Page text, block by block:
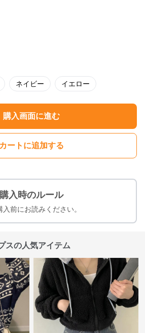
ネイビー イエロー
購入画面に進む
カートに追加する
購入時のルール
入前にお読みください。
スの人気アイテム